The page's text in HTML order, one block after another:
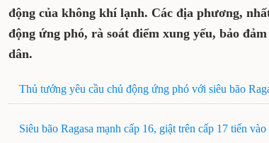
động của không khí lạnh. Các địa phương,
động ứng phó, rà soát điểm xung yếu, bảo
dân.
Thủ tướng yêu cầu chủ động ứng phó với siêu bão
Siêu bão Ragasa mạnh cấp 16, giật trên cấp 17 tiến